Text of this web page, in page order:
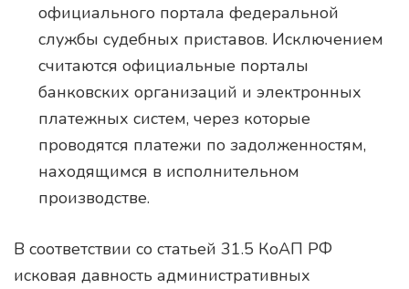
официального портала федеральной
службы судебных приставов. Исключением
считаются официальные порталы
банковских организаций и электронных
платежных систем, через которые
проводятся платежи по задолженностям,
находящимся в исполнительном
производстве.
В соответствии со статьей 31.5 КоАП РФ
исковая давность административных